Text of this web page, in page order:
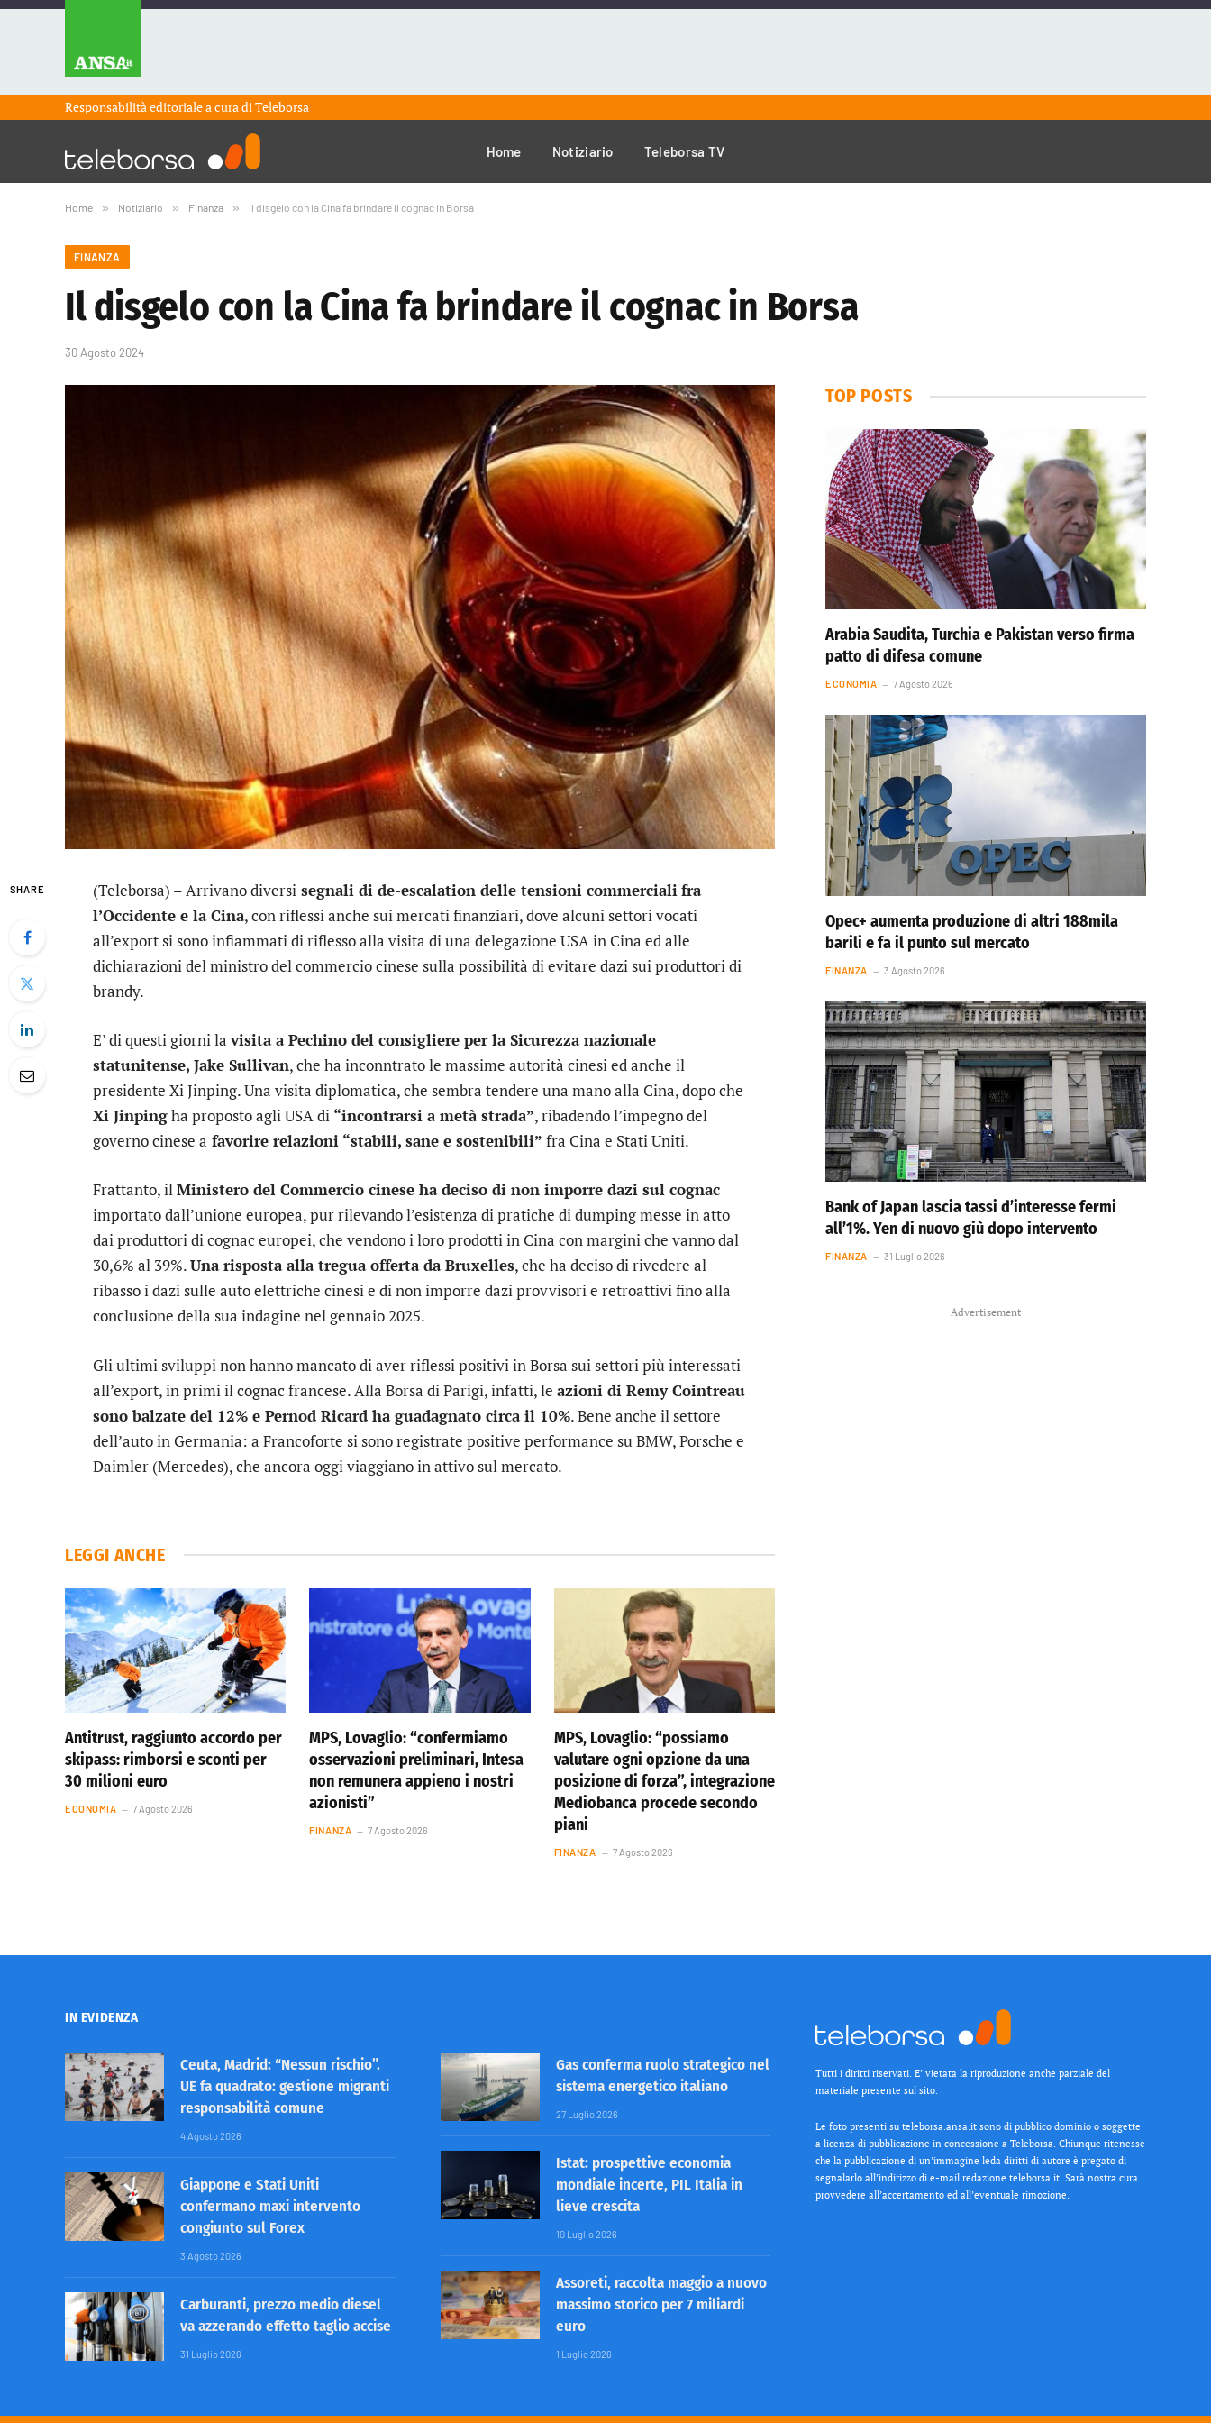
Responsabilità editoriale a cura diTeleborsa
Home Notiziario Teleborsa TV
Home » Notiziario » Finanza » Il disgelo con la Cina fa brindare il cognac in Borsa
FINANZA
Il disgelo con la Cina fa brindare il cognac in Borsa
30 Agosto 2024
SHARE (Teleborsa) – Arrivano diversi segnali di de-escalation delle tensioni commercialifra
l’Occidente e la Cina, con riflessi anche sui mercati finanziari, dove alcuni settori vocati
all’export si sono infiammati di riflesso alla visita di una delegazione USA in Cina ed alle
dichiarazioni del ministro del commercio cinese sulla possibilità di evitare dazi sui produttori di
brandy.
E’ di questi giorni lavisita a Pechino del consigliere per la Sicurezza nazionale
statunitense, Jake Sullivan, che ha inconntrato le massime autorità cinesi ed anche il
presidente Xi Jinping. Una visita diplomatica, che sembra tendere una mano alla Cina, dopo che
Xi Jinpingha proposto agli USA di “incontrarsi a metà strada”, ribadendo l’impegno del
governo cinese a favorire relazioni “stabili, sane e sostenibili” fra Cina e Stati Uniti.
Frattanto, ilMinistero del Commercio cinese ha deciso di non imporre dazi sul cognac
importato dall’unione europea, pur rilevando l’esistenza di pratiche di dumping messe in atto
dai produttori di cognac europei, che vendono i loro prodotti in Cina con margini che vanno dal
30,6% al 39%.Una risposta alla tregua offerta da Bruxelles, che ha deciso di rivedere al
ribasso i dazi sulle auto elettriche cinesi e di non imporre dazi provvisori e retroattivi fino alla
conclusione della sua indagine nel gennaio 2025.
Gli ultimi sviluppi non hanno mancato di aver riflessi positivi in Borsa sui settori più interessati
all’export, in primi il cognac francese. Alla Borsa di Parigi, infatti, le azioni di Remy Cointreau
sono balzate del 12% e Pernod Ricard ha guadagnato circa il 10%. Bene anche il settore
dell’auto in Germania: a Francoforte si sono registrate positive performance su BMW,Porsche e
Daimler (Mercedes), che ancora oggi viaggiano in attivo sul mercato.
LEGGI ANCHE
Antitrust, raggiunto accordo per
skipass: rimborsi e sconti per
30 milioni euro
ECONOMIA 7 Agosto 2026
MPS, Lovaglio: “confermiamo
osservazioni preliminari, Intesa
non remunera appieno i nostri
azionisti”
FINANZA 7 Agosto 2026
MPS, Lovaglio: “possiamo
valutare ogni opzione da una
posizione di forza”, integrazione
Mediobanca procede secondo
piani
FINANZA 7 Agosto 2026
TOP POSTS
Arabia Saudita, Turchia e Pakistan verso firma
patto di difesa comune
ECONOMIA 7 Agosto 2026
Opec+ aumenta produzione di altri 188mila
barili e fa il punto sul mercato
FINANZA 3 Agosto 2026
Bank of Japan lascia tassi d’interesse fermi
all’1%. Yen di nuovo giù dopo intervento
FINANZA 31 Luglio 2026
Advertisement
IN EVIDENZA
Ceuta, Madrid: “Nessun rischio”.
UE fa quadrato: gestione migranti
responsabilità comune
4 Agosto 2026
Giappone e Stati Uniti
confermano maxi intervento
congiunto sul Forex
3 Agosto 2026
Carburanti, prezzo medio diesel
va azzerando effetto taglio accise
31 Luglio 2026
Gas conferma ruolo strategico nel
sistema energetico italiano
27 Luglio 2026
Istat: prospettive economia
mondiale incerte, PIL Italia in
lieve crescita
10 Luglio 2026
Assoreti, raccolta maggio a nuovo
massimo storico per 7 miliardi
euro
1 Luglio 2026
Tutti i diritti riservati. E’ vietata la riproduzione anche parziale del
materiale presente sul sito.
Le foto presenti su teleborsa.ansa.it sono di pubblico dominio o soggette
a licenza di pubblicazione in concessione a Teleborsa. Chiunque ritenesse
che la pubblicazione di un’immagine leda diritti di autore è pregato di
segnalarlo all’indirizzo di e-mail redazione teleborsa.it. Sarà nostra cura
provvedere all’accertamento ed all’eventuale rimozione.